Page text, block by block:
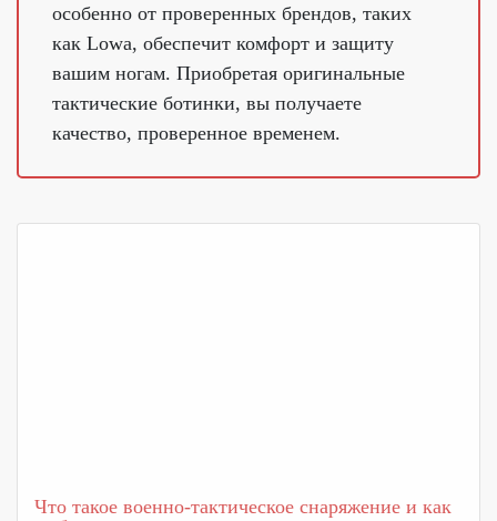
особенно от проверенных брендов, таких
как Lowa, обеспечит комфорт и защиту
вашим ногам. Приобретая оригинальные
тактические ботинки, вы получаете
качество, проверенное временем.
Что такое военно-тактическое снаряжение и как